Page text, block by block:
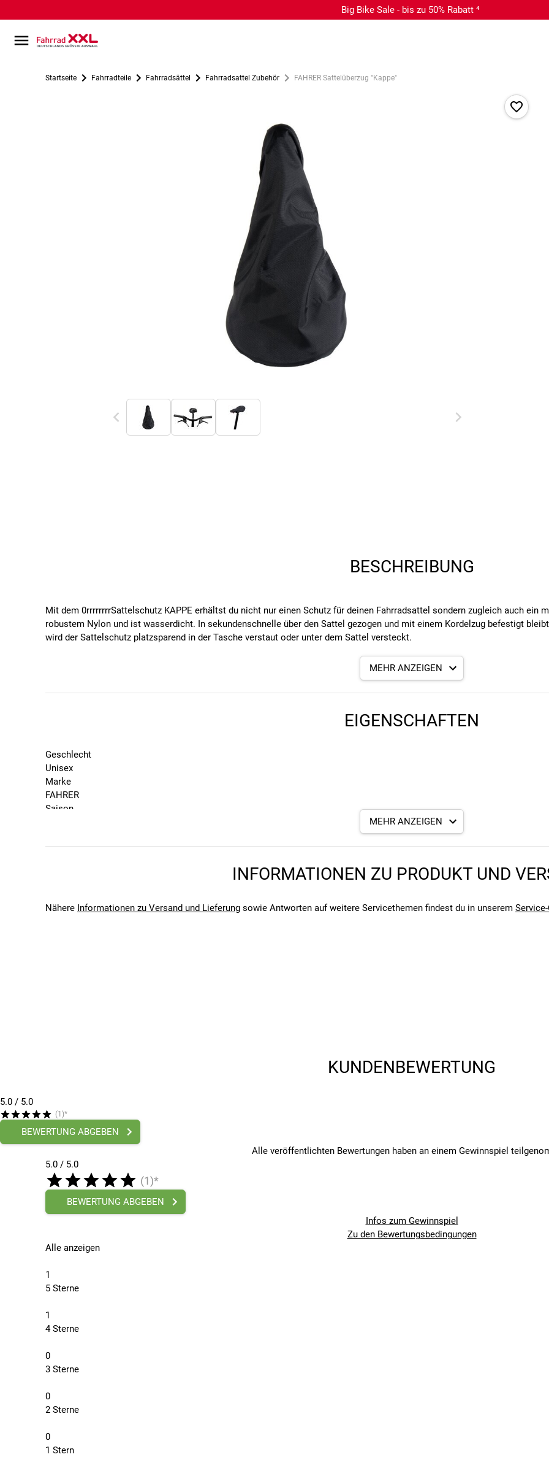
Big Bike Sale - bis zu 50% Rabatt ⁴
Startseite Fahrradteile Fahrradsättel Fahrradsattel Zubehör FAHRER Sattelüberzug "Kappe"
BESCHREIBUNG
Mit dem 0rrrrrrrrSattelschutz KAPPE erhältst du nicht nur einen Schutz für deinen Fahrradsattel sondern zugleich auch ein
robustem Nylon und ist wasserdicht. In sekundenschnelle über den Sattel gezogen und mit einem Kordelzug befestigt
wird der Sattelschutz platzsparend in der Tasche verstaut oder unter dem Sattel versteckt.
Die KAPPE wird lokal in Zusammenarbeit mit Werkstätten für Menschen mit Behinderung hergestellt.
Designed & handmade in Berlin
MEHR ANZEIGEN
EIGENSCHAFTEN
Geschlecht
Unisex
Marke
FAHRER
Saison
Bitte beachte, dass es zu Abweichungen zwischen den angegebenen- und den verbauten Komponenten bei Fahrrädern
Bitte beachte, dass es zu Abweichungen zwischen den angegebenen- und den verbauten Komponenten bei Fahrrädern
MEHR ANZEIGEN
INFORMATIONEN ZU PRODUKT UND
Nähere Informationen zu Versand und Lieferungsowie Antworten auf weitere Servicethemen findest du in unserem
KUNDENBEWERTUNG
5.0 / 5.0
(1)*
BEWERTUNG ABGEBEN
Alle veröffentlichten Bewertungen haben an einem Gewinnspiel
5.0 / 5.0
(1)*
BEWERTUNG ABGEBEN
Infos zum Gewinnspiel
Zu den Bewertungsbedingungen
Alle anzeigen
1
5 Sterne
1
4 Sterne
0
3 Sterne
0
2 Sterne
0
1 Stern